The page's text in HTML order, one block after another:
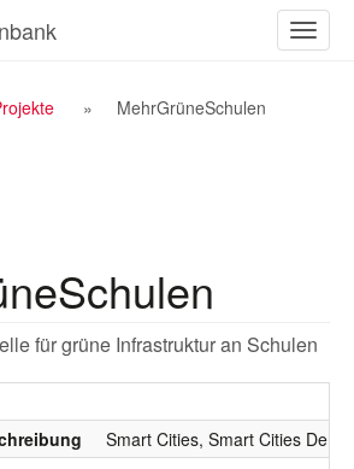
ein-/
MehrGrüneSchulen
für grüne Infrastruktur an Schulen
Smart Cities, Smart Cities